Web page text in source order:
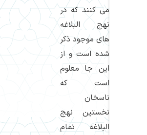
می كنند كه در
نهج البلاغه
های موجود ذكر
شده است و از
این جا معلوم
است كه
ناسخان
نخستین نهج
البلاغه تمام